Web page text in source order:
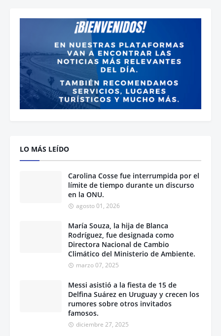
LO MÁS LEÍDO
Carolina Cosse fue interrumpida por el
límite de tiempo durante un discurso
en la ONU.
agosto 01, 2026
María Souza, la hija de Blanca
Rodríguez, fue designada como
Directora Nacional de Cambio
Climático del Ministerio de Ambiente.
marzo 07, 2025
Messi asistió a la fiesta de 15 de
Delfina Suárez en Uruguay y crecen los
rumores sobre otros invitados
famosos.
diciembre 27, 2025